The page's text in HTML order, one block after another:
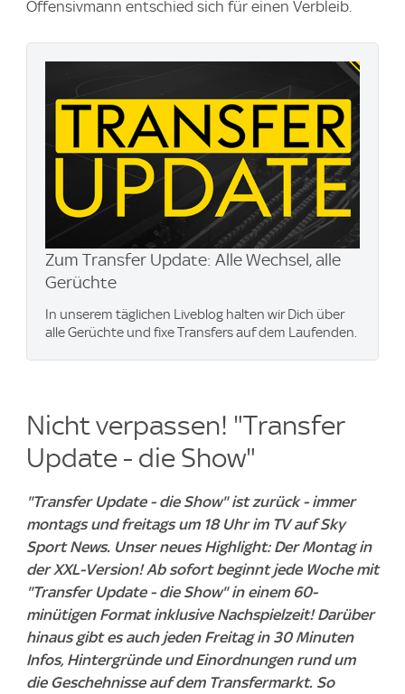
Offensivmann entschied sich für einen Verbleib.
Zum Transfer Update: Alle Wechsel, alle
Gerüchte
In unserem täglichen Liveblog halten wir Dich über
alle Gerüchte und fixe Transfers auf dem Laufenden.
Nicht verpassen! "Transfer
Update - die Show"
"Transfer Update - die Show" ist zurück - immer
montags und freitags um 18 Uhr im TV auf Sky
Sport News. Unser neues Highlight: Der Montag in
der XXL-Version! Ab sofort beginnt jede Woche mit
"Transfer Update - die Show" in einem 60-
minütigen Format inklusive Nachspielzeit! Darüber
hinaus gibt es auch jeden Freitag in 30 Minuten
Infos, Hintergründe und Einordnungen rund um
die Geschehnisse auf dem Transfermarkt. So